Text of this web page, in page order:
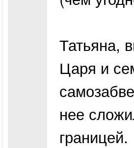
Татьяна,
Царя и
нее
границей.